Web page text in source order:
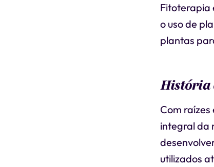
Fitoterapia
o uso de
plantas
História
Com
integral da
utilizados